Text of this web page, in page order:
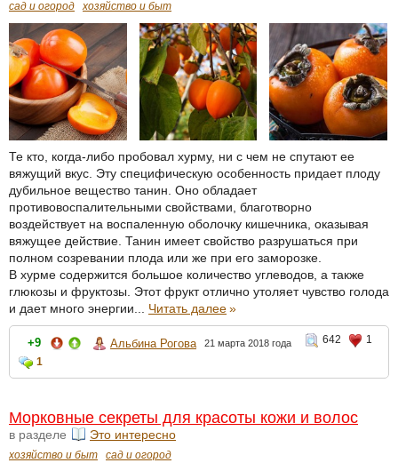
сад и огород хозяйство и быт
Те кто, когда-либо пробовал хурму, ни с чем не спутают ее
вяжущий вкус. Эту специфическую особенность придает плоду
дубильное вещество танин. Оно обладает
противовоспалительными свойствами, благотворно
воздействует на воспаленную оболочку кишечника, оказывая
вяжущее действие. Танин имеет свойство разрушаться при
полном созревании плода или же при его заморозке.
В хурме содержится большое количество углеводов, а также
глюкозы и фруктозы. Этот фрукт отлично утоляет чувство голода
и дает много энергии... Читать далее»
+9 Альбина Рогова 21 марта 2018 года 642
1
1
Морковные секреты для красоты кожи и волос
в разделе Это интересно
хозяйство и быт сад и огород